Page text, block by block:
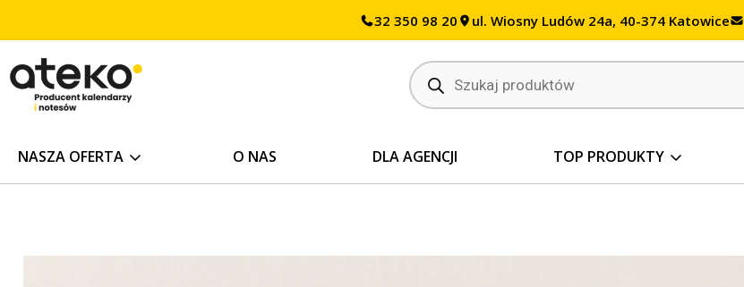
32 350 98 20 ul. Wiosny Ludów 24a, 40-374 Katowice
Wyszukiwarka
produktów
NASZA OFERTA O NAS DLA AGENCJI TOP PRODUKTY